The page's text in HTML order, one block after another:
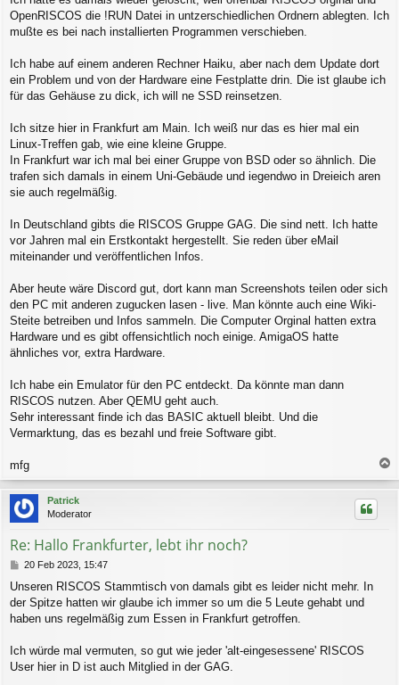
OpenRISCOS die !RUN Datei in untzerschiedlichen Ordnern ablegten. Ich
mußte es bei nach installierten Programmen verschieben.
Ich habe auf einem anderen Rechner Haiku, aber nach dem Update dort
ein Problem und von der Hardware eine Festplatte drin. Die ist glaube ich
für das Gehäuse zu dick, ich will ne SSD reinsetzen.
Ich sitze hier in Frankfurt am Main. Ich weiß nur das es hier mal ein
Linux-Treffen gab, wie eine kleine Gruppe.
In Frankfurt war ich mal bei einer Gruppe von BSD oder so ähnlich. Die
trafen sich damals in einem Uni-Gebäude und iegendwo in Dreieich aren
sie auch regelmäßig.
In Deutschland gibts die RISCOS Gruppe GAG. Die sind nett. Ich hatte
vor Jahren mal ein Erstkontakt hergestellt. Sie reden über eMail
miteinander und veröffentlichen Infos.
Aber heute wäre Discord gut, dort kann man Screenshots teilen oder sich
den PC mit anderen zugucken lasen - live. Man könnte auch eine Wiki-
Steite betreiben und Infos sammeln. Die Computer Orginal hatten extra
Hardware und es gibt offensichtlich noch einige. AmigaOS hatte
ähnliches vor, extra Hardware.
Ich habe ein Emulator für den PC entdeckt. Da könnte man dann
RISCOS nutzen. Aber QEMU geht auch.
Sehr interessant finde ich das BASIC aktuell bleibt. Und die
Vermarktung, das es bezahl und freie Software gibt.
mfg
a
c
Patrick
Moderator
Re: Hallo Frankfurter, lebt ihr noch?
B
i
t
r
g
20 Feb 2023, 15:47
Unseren RISCOS Stammtisch von damals gibt es leider nicht mehr. In
der Spitze hatten wir glaube ich immer so um die 5 Leute gehabt und
haben uns regelmäßig zum Essen in Frankfurt getroffen.
Ich würde mal vermuten, so gut wie jeder 'alt-eingesessene' RISCOS
User hier in D ist auch Mitglied in der GAG.